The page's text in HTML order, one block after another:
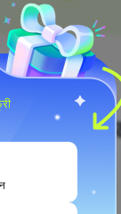
को पूरा